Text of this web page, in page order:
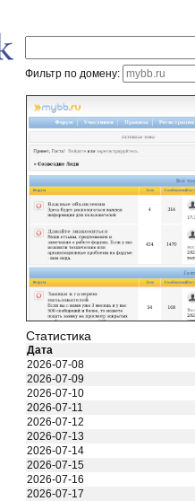
Фильтр по домену:
Статистика
Дата
2026-07-08
2026-07-09
2026-07-10
2026-07-11
2026-07-12
2026-07-13
2026-07-14
2026-07-15
2026-07-16
2026-07-17